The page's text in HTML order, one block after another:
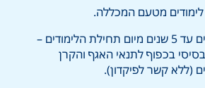
מטעם המכללה.
לחיילים משוחררים עד 5 שנים מיום תחילת הלימודים –
בכפוף לתנאי האגף והקרן
(ללא קשר לפיקדון).